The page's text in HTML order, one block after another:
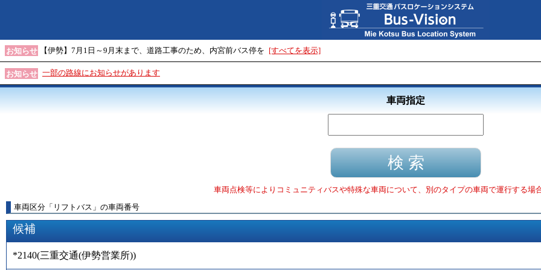
お知らせ 【伊勢】7月1日～9月末まで、道路工事のため、内宮前バス停を [すべてを表示]
お知らせ 一部の路線にお知らせがあります
車両指定
車両点検等によりコミュニティバスや特殊な車両について、別のタイプの車両で運行する場
車両区分 「 リフトバス 」 の車両番号
候補
*2140(三重交通(伊勢営業所))